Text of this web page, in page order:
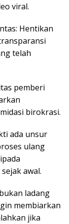
viral.
Hentikan
telah
pemberi
birokrasi.
ada unsur
ulang
awal.
ladang
membiarkan
jika